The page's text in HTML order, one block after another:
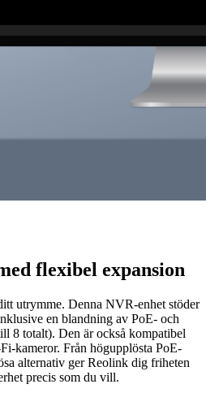
flexibel expansion
utrymme. Denna NVR-enhet stöder
en blandning av PoE- och
8 totalt). Den är också kompatibel
kameror. Från högupplösta PoE-
alternativ ger Reolink dig friheten
precis som du vill.